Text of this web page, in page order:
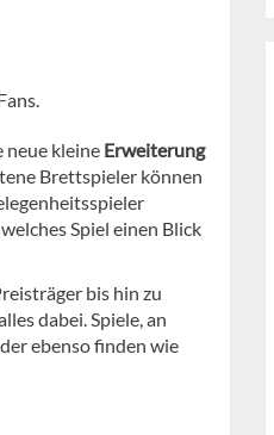
neue kleine Erweiterung
Brettspieler können
Spiel einen Blick
bis hin zu
dabei. Spiele, an
ebenso finden wie